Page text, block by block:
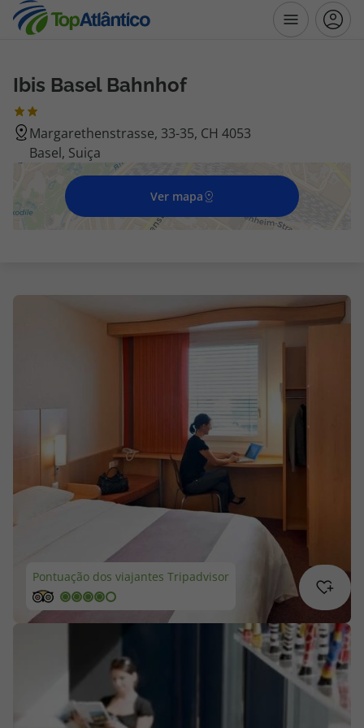
Destinos
Voos
Hotéis
Voos + Hotel
Promoções
Especialistas
Rede de Lojas
Blog TopViagens
Área de Cliente
Ibis Basel Bahnhof
Margarethenstrasse, 33-35, CH 4053
Basel, Suiça
Ver mapa
Pontuação dos viajantes Tripadvisor